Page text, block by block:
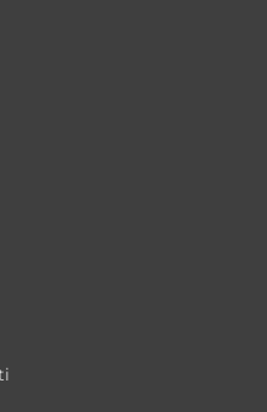
Wynn Grafika 1
qualità
con uno